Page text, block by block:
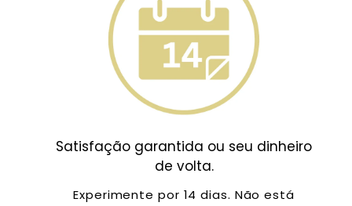
Satisfação garantida ou seu dinheiro
de volta.
Experimente por 14 dias. Não está